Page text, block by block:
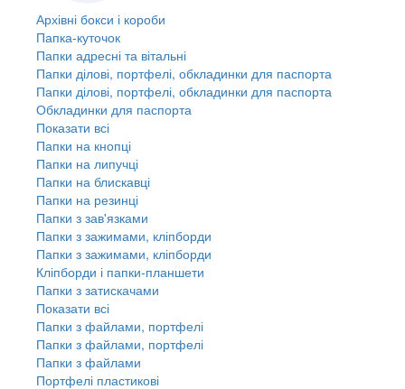
Архівні бокси і короби
Папка-куточок
Папки адресні та вітальні
Папки ділові, портфелі, обкладинки для паспорта
Папки ділові, портфелі, обкладинки для паспорта
Обкладинки для паспорта
Показати всі
Папки на кнопці
Папки на липучці
Папки на блискавці
Папки на резинці
Папки з зав'язками
Папки з зажимами, кліпборди
Папки з зажимами, кліпборди
Кліпборди і папки-планшети
Папки з затискачами
Показати всі
Папки з файлами, портфелі
Папки з файлами, портфелі
Папки з файлами
Портфелі пластикові